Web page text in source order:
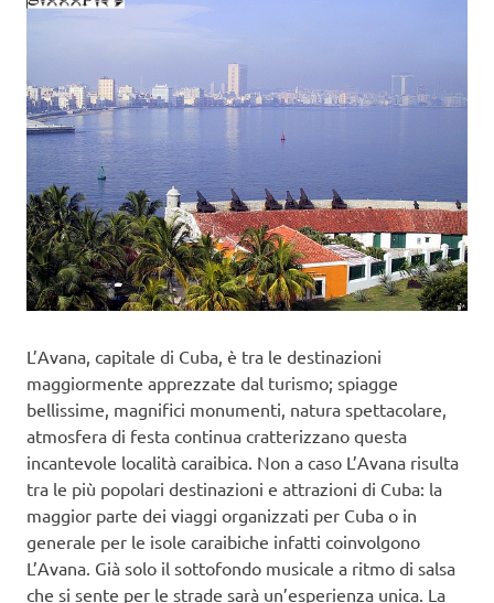
L’Avana, capitale di Cuba, è tra le destinazioni
maggiormente apprezzate dal turismo; spiagge
bellissime, magnifici monumenti, natura spettacolare,
atmosfera di festa continua cratterizzano questa
incantevole località caraibica. Non a caso L’Avana risulta
tra le più popolari destinazioni e attrazioni di Cuba: la
maggior parte dei viaggi organizzati per Cuba o in
generale per le isole caraibiche infatti coinvolgono
L’Avana. Già solo il sottofondo musicale a ritmo di salsa
che si sente per le strade sarà un’esperienza unica. La